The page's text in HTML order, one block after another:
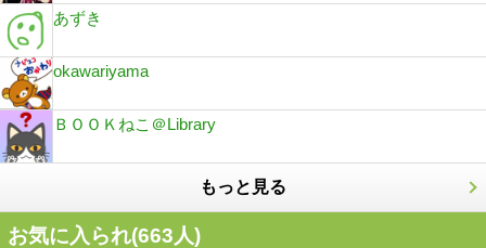
あずき
okawariyama
ＢＯＯＫねこ＠Library
もっと見る
お気に入られ(663人)